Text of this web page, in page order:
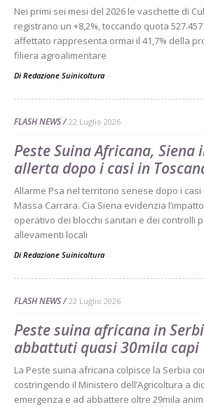
Nei primi sei mesi del 2026 le vaschette di
registrano un +8,2%, toccando quota
affettato rappresenta ormai il 41,7% della
filiera agroalimentare
Di Redazione Suinicoltura -
FLASH NEWS 22 Luglio 2026
Peste Suina Africana, Siena
allerta dopo i casi in
Allarme Psa nel territorio senese dopo i
Massa Carrara. Cia Siena evidenzia
operativo dei blocchi sanitari e dei controlli
allevamenti locali
Di Redazione Suinicoltura -
FLASH NEWS 22 Luglio 2026
Peste suina africana in
abbattuti quasi 30mila capi
La Peste suina africana colpisce la Serbia
costringendo il Ministero dell’Agricoltura a
emergenza e ad abbattere oltre 29mila